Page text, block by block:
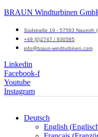
BRAUN Windturbinen
Südstraße 19 - 57583 Nauroth
+49 (0)2747 / 930585
info@braun-windturbinen.com
Linkedin
Facebook-f
Youtube
Instagram
Deutsch
English (